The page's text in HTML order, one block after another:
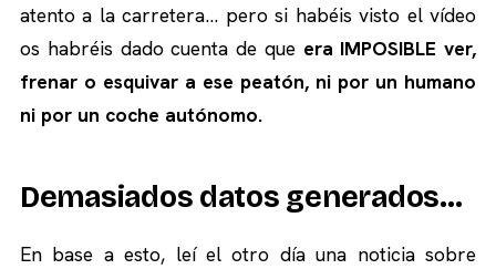
atento a la carretera… pero si habéis visto el vídeo
os habréis dado cuenta de que era IMPOSIBLE ver,
frenar o esquivar a ese peatón, ni por un humano
ni por un coche autónomo.
Demasiados datos generados…
En base a esto, leí el otro día una noticia sobre